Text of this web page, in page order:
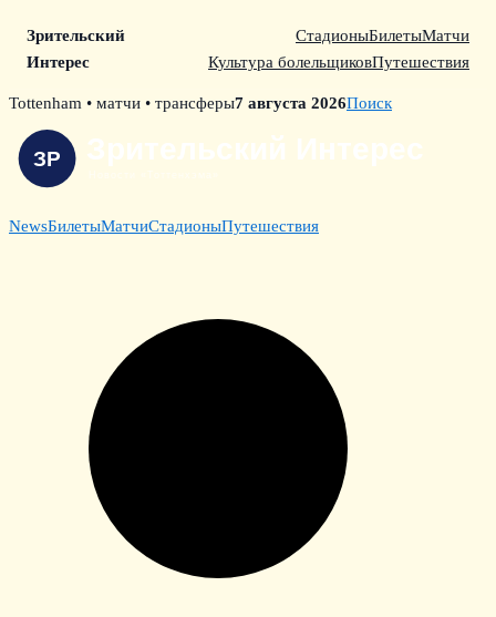
Зрительский
Интерес
СтадионыБилетыМатчи
Культура болельщиковПутешествия
Skip
content
Tottenham • матчи • трансферы7 августа 2026Поиск
NewsБилетыМатчиСтадионыПутешествия